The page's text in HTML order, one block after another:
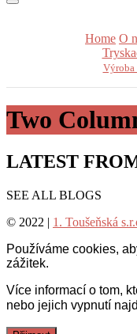
Home O
Výroba
Two
LATEST
SEE ALL BLOGS
© 2022 | 1. Toušeňská
Používáme cookies,
zážitek.
Více informací o tom,
nebo jejich vypnutí